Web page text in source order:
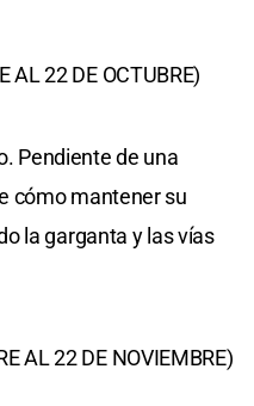
AL 22 DE OCTUBRE)
Pendiente de una
cómo mantener su
la garganta y las vías
AL 22 DE NOVIEMBRE)